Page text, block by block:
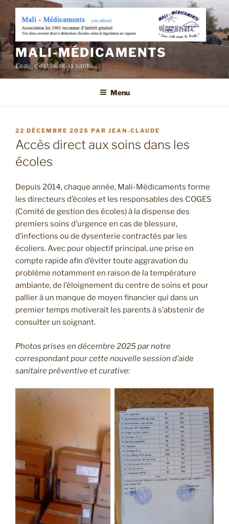
Aller
contenu
principal
MALI-MÉDICAMENTS
L'eau, c'est aussi la santé…
Menu
PUBLIÉ
LE
22 DÉCEMBRE 2025 PAR JEAN-CLAUDE
Accès direct aux soins dans les
écoles
Depuis 2014, chaque année, Mali-Médicaments forme
les directeurs d’écoles et les responsables des COGES
(Comité de gestion des écoles) à la dispense des
premiers soins d’urgence en cas de blessure,
d’infections ou de dysenterie contractés par les
écoliers. Avec pour objectif principal, une prise en
compte rapide afin d’éviter toute aggravation du
problème notamment en raison de la température
ambiante, de l’éloignement du centre de soins et pour
pallier à un manque de moyen financier qui dans un
premier temps motiverait les parents à s’abstenir de
consulter un soignant.
Photos prises en décembre 2025 par notre
correspondant pour cette nouvelle session d’aide
sanitaire préventive et curative: